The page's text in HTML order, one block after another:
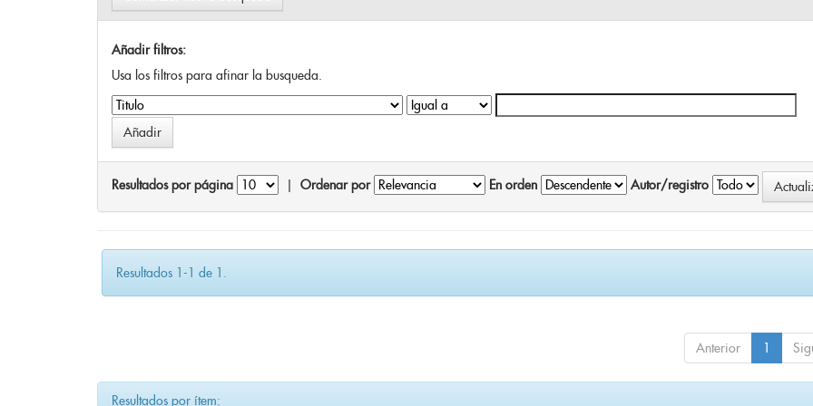
Añadir filtros:
Usa los filtros para afinar la busqueda.
Resultados por página Ordenar por En orden Autor/registro
Resultados 1-1 de 1.
Anterior 1
Resultados por ítem: